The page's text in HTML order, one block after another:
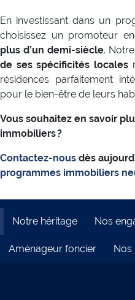
En investissant dans un
choisissez un promoteur
plus d’un demi-siècle.
de ses spécificités locales
résidences parfaitement
pour le bien-être de leurs
Vous souhaitez en savoir
immobiliers ?
Contactez-nous dès
programmes immobiliers
Notre héritage Nos
Aménageur foncier Nos